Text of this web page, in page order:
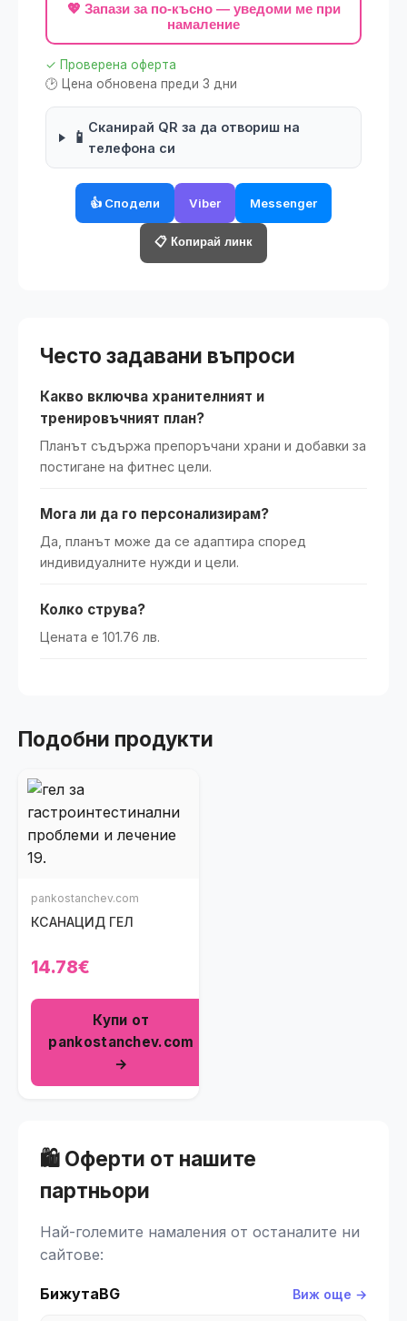
💖 Запази за по-късно — уведоми ме при
намаление
✓ Проверена оферта
🕑 Цена обновена преди 3 дни
📱
Сканирай QR за да отвориш на
телефона си
👍 Сподели Viber Messenger
📋 Копирай линк
Често задавани въпроси
Какво включва хранителният и
тренировъчният план?
Планът съдържа препоръчани храни и добавки за
постигане на фитнес цели.
Мога ли да го персонализирам?
Да, планът може да се адаптира според
индивидуалните нужди и цели.
Колко струва?
Цената е 101.76 лв.
Подобни продукти
pankostanchev.com
КСАНАЦИД ГЕЛ
14.78€
Купи от
pankostanchev.com
→
🛍️ Оферти от нашите
партньори
Най-големите намаления от останалите ни
сайтове:
БижутаBG Виж още →